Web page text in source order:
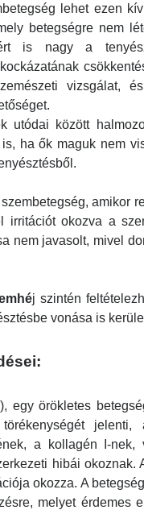
lehet ezen
betegségre nem
is nagy a
vizsgálat,
utódai között
ha ők maguk nem
amikor
okozva a
nem javasolt, mivel
j szintén
vonása is
egy örökletes
jelenti,
a kollagén I-nek,
hibái okoznak.
okozza. A
melyet érdemes